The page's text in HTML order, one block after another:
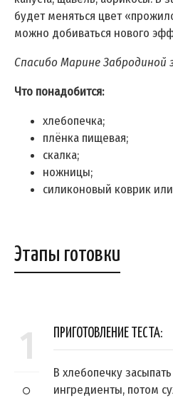
будет меняться цвет
можно добиваться нового
Спасибо Марине Забродиной
Что понадобится:
хлебопечка;
плёнка пищевая;
скалка;
ножницы;
силиконовый коврик
Этапы готовки
1 ПРИГОТОВЛЕНИЕ ТЕСТА:
В хлебопечку
ингредиенты, потом